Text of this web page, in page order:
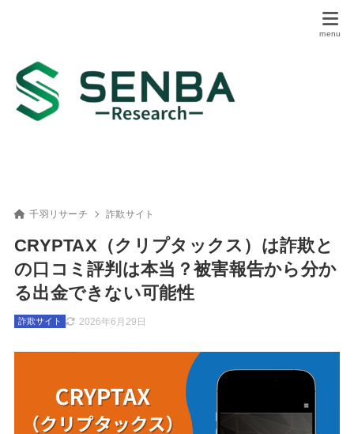
千羽リサーチ 詐欺サイト
CRYPTAX（クリプタックス）は詐欺と
の口コミ評判は本当？被害報告から分か
る出金できない可能性
2026年6月29日
詐欺サイト